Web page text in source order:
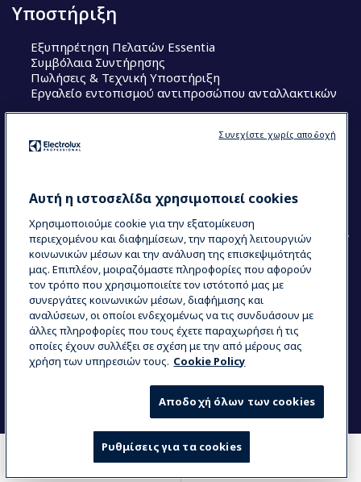
COMPARE WHERE TO BUY
Υποστήριξη
Εξυπηρέτηση Πελατών Essentia
Συμβόλαια Συντήρησης
Πωλήσεις & Τεχνική Υποστήριξη
Εργαλείο εντοπισμού αντιπροσώπου ανταλλακτικών
Electrolux Professional Ακαδημία Chef
COUNTRY AND LANGUAGE
Η ΕΠΙΛΟΓΉ ΣΑΣ: ΕΛΛΗΝΙΚΆ
Data Privacy Statement
Cookie Policy
Όροι και προϋποθέσεις
Αυτή η ιστοσελίδα χρησιμοποιεί cookies
Χρησιμοποιούμε cookie για την εξατομίκευση
περιεχομένου και διαφημίσεων, την παροχή λειτουργιών
κοινωνικών μέσων και την ανάλυση της επισκεψιμότητάς
μας. Επιπλέον, μοιραζόμαστε πληροφορίες που αφορούν
τον τρόπο που χρησιμοποιείτε τον ιστότοπό μας με
συνεργάτες κοινωνικών μέσων, διαφήμισης και
αναλύσεων, οι οποίοι ενδεχομένως να τις συνδυάσουν με
άλλες πληροφορίες που τους έχετε παραχωρήσει ή τις
οποίες έχουν συλλέξει σε σχέση με την από μέρους σας
χρήση των υπηρεσιών τους. Cookie Policy
Αποδοχή όλων των cookies
Ρυθμίσεις για τα cookies
Συνεχίστε χωρίς αποδοχή